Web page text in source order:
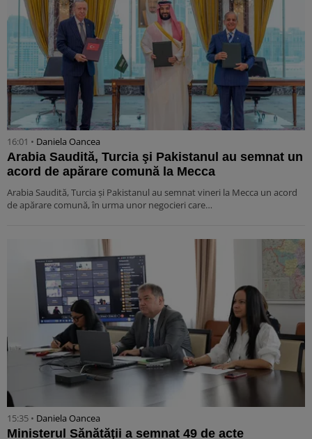
16:01 • Daniela Oancea
Arabia Saudită, Turcia şi Pakistanul au semnat un
acord de apărare comună la Mecca
Arabia Saudită, Turcia şi Pakistanul au semnat vineri la Mecca un acord
de apărare comună, în urma unor negocieri care…
15:35 • Daniela Oancea
Ministerul Sănătăţii a semnat 49 de acte